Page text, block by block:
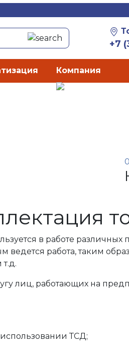
+7
Компания
в работе
работа, таким
лиц, работающих на
ТСД;